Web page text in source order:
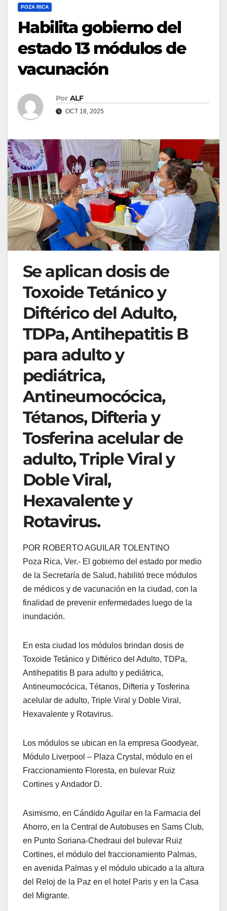
POZA RICA
Habilita gobierno del
estado 13 módulos de
vacunación
Por ALF
OCT 18, 2025
Se aplican dosis de
Toxoide Tetánico y
Diftérico del Adulto,
TDPa, Antihepatitis B
para adulto y
pediátrica,
Antineumocócica,
Tétanos, Difteria y
Tosferina acelular de
adulto, Triple Viral y
Doble Viral,
Hexavalente y
Rotavirus.
POR ROBERTO AGUILAR TOLENTINO
Poza Rica, Ver.- El gobierno del estado por medio
de la Secretaría de Salud, habilitó trece módulos
de médicos y de vacunación en la ciudad, con la
finalidad de prevenir enfermedades luego de la
inundación.
En esta ciudad los módulos brindan dosis de
Toxoide Tetánico y Diftérico del Adulto, TDPa,
Antihepatitis B para adulto y pediátrica,
Antineumocócica, Tétanos, Difteria y Tosferina
acelular de adulto, Triple Viral y Doble Viral,
Hexavalente y Rotavirus.
Los módulos se ubican en la empresa Goodyear,
Módulo Liverpool – Plaza Crystal, módulo en el
Fraccionamiento Floresta, en bulevar Ruiz
Cortines y Andador D.
Asimismo, en Cándido Aguilar en la Farmacia del
Ahorro, en la Central de Autobuses en Sams Club,
en Punto Soriana-Chedraui del bulevar Ruiz
Cortines, el módulo del fraccionamiento Palmas,
en avenida Palmas y el módulo ubicado a la altura
del Reloj de la Paz en el hotel Paris y en la Casa
del Migrante.